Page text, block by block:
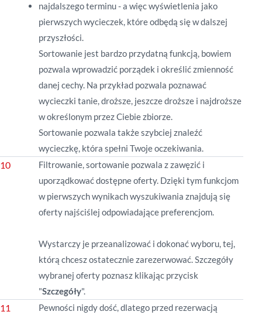
najdalszego terminu - a więc wyświetlenia jako
pierwszych wycieczek, które odbędą się w dalszej
przyszłości.
Sortowanie jest bardzo przydatną funkcją, bowiem
pozwala wprowadzić porządek i określić zmienność
danej cechy. Na przykład pozwala poznawać
wycieczki tanie, droższe, jeszcze droższe i najdroższe
w określonym przez Ciebie zbiorze.
Sortowanie pozwala także szybciej znaleźć
wycieczkę, która spełni Twoje oczekiwania.
Filtrowanie, sortowanie pozwala z zawęzić i
uporządkować dostępne oferty. Dzięki tym funkcjom
w pierwszych wynikach wyszukiwania znajdują się
oferty najściślej odpowiadające preferencjom.
Wystarczy je przeanalizować i dokonać wyboru, tej,
którą chcesz ostatecznie zarezerwować. Szczegóły
wybranej oferty poznasz klikając przycisk
"Szczegóły".
Pewności nigdy dość, dlatego przed rezerwacją